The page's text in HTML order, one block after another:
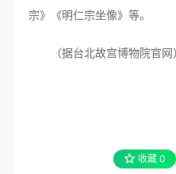
宗》《明仁宗坐像》等。
（据台北故宫博物院官网
收藏 0